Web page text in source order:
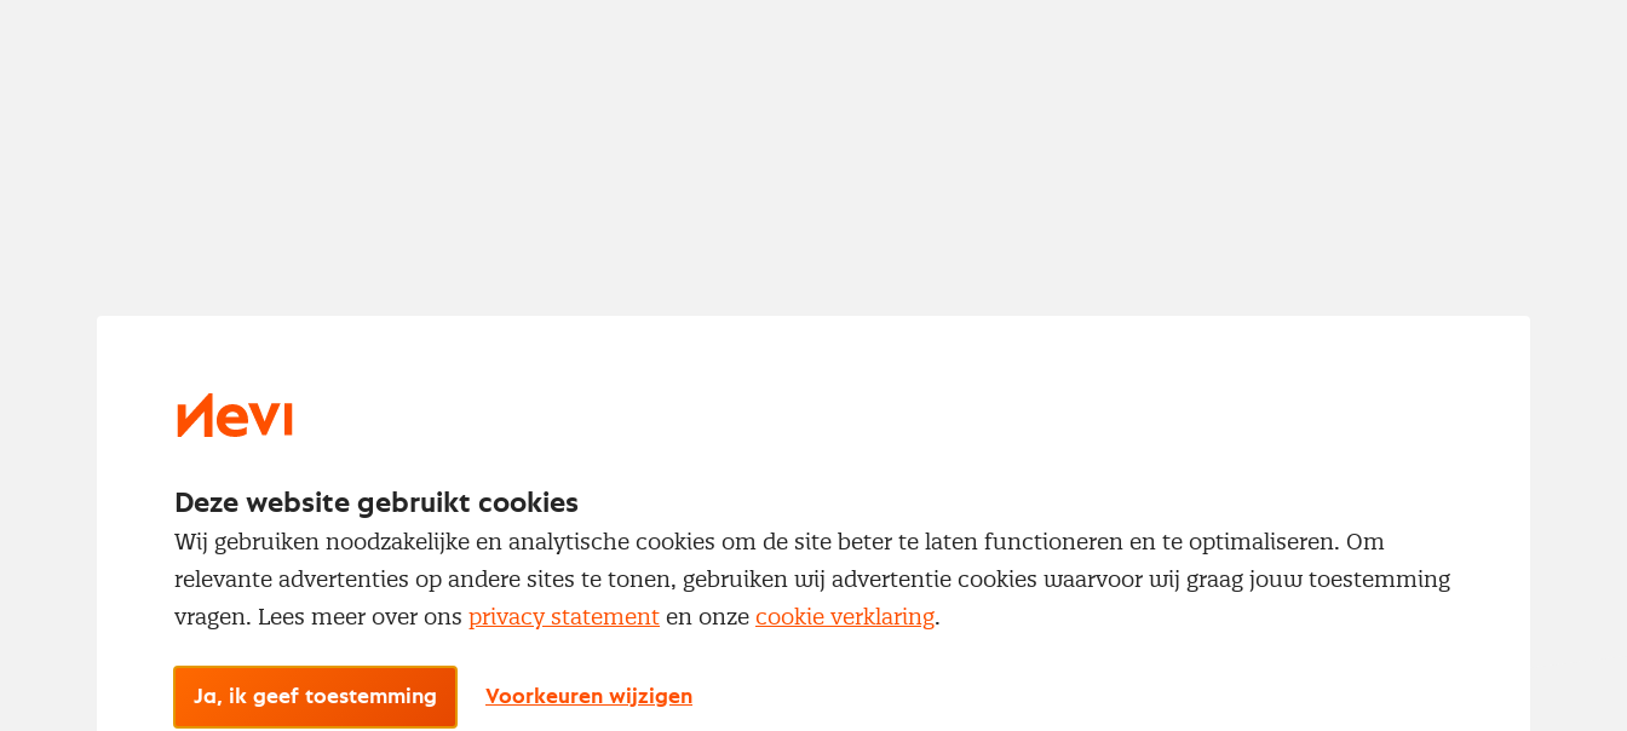
Timmerindustrie, houthandel, vakbonden en ngo’s ondertekenen vanmiddag een
houtconvenant. Daarin maken ze concrete afspraken om het gebruik van
duurzaam geproduceerd hout te bevorderen. In totaal plaatsen 25 partijen hun
handtekening. Zij doen dat onder aanvoering van demissionair minister Ploumen
Deze website gebruikt cookies
Wij gebruiken noodzakelijke en analytische cookies om de site beter te laten functioneren en te optimaliseren. Om
relevante advertenties op andere sites te tonen, gebruiken wij advertentie cookies waarvoor wij graag jouw toestemming
vragen. Lees meer over ons privacy statement en onze cookie verklaring.
Ja, ik geef toestemming Voorkeuren wijzigen